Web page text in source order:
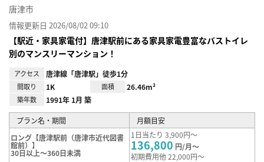
唐津市
情報更新日 2026/08/02 09:10
【駅近・家具家電付】唐津駅前にある家具家電豊富なバストイレ
別のマンスリーマンション！
アクセス 唐津線「唐津駅」徒歩1分
間取り 1K 面積 26.46m²
築年数 1991年 1月 築
プラン名・期間
月額目安
ロング【唐津駅前（唐津市近代図書
館前）】
30日以上～360日未満
1日当たり 3,900円～
136,800 円/月～
初期費用他 22,000円～